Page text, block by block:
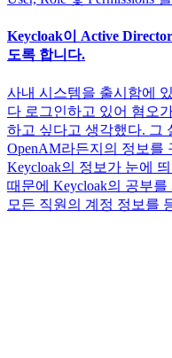
Keycloak이 Active
도록 합니다.
사내 시스템을 출시함에
다 로그인하고 있어 혐오
하고 싶다고 생각했다. 그
OpenAM라든지의 정보를
Keycloak의 정보가 눈에
때문에 Keycloak의 공부를
모든 직원의 계정 정보를